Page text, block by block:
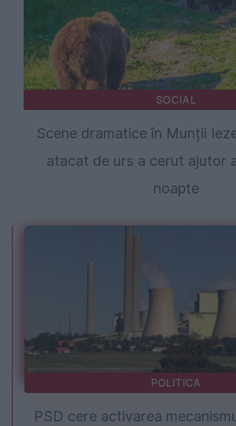
SOCIAL
Scene dramatice în Munții
atacat de urs a cerut ajutor
noapte
POLITICA
PSD cere activarea